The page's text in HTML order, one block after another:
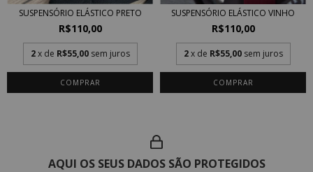
SUSPENSÓRIO ELÁSTICO PRETO
R$110,00
2 x de R$55,00 sem juros
SUSPENSÓRIO ELÁSTICO VINHO
R$110,00
2 x de R$55,00 sem juros
AQUI OS SEUS DADOS SÃO PROTEGIDOS